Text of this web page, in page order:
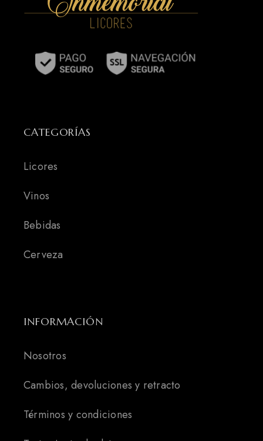
CATEGORÍAS
Licores
Vinos
Bebidas
Cerveza
INFORMACIÓN
Nosotros
Cambios, devoluciones y retracto
Términos y condiciones